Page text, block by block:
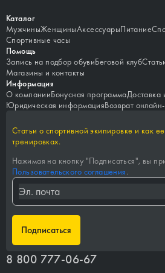
Каталог
МужчиныЖенщиныАксессуарыПитание
Спортивные часы
Помощь
Запись на подбор обувиБеговой клуб
Магазины и контакты
Информация
О компанииБонусная программаДоставка
Юридическая информацияВозврат
Статьи о спортивной экипировке и как
тренировках.
Нажимая на кнопку "Подписаться", вы
Пользовательского соглашения.
Подписаться
8 800 777-06-67